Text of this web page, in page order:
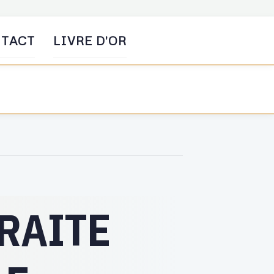
LIVRE D'OR